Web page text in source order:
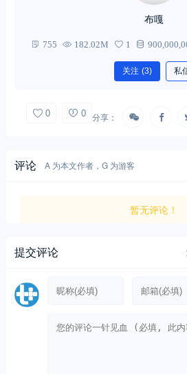
布嘎
755 182.02M 1
关注 (3) 私
0 0 分享：
评论 A 为本文作者，G 为游客
暂无评论！
提交评论